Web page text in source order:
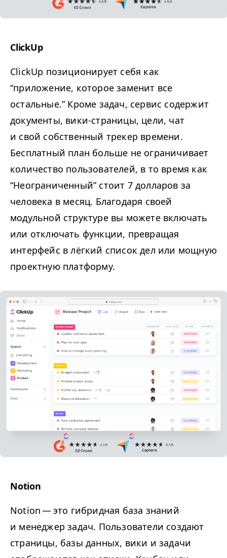
ClickUp
ClickUp позиционирует себя как
“приложение, которое заменит все
остальные.” Кроме задач, сервис содержит
документы, вики-страницы, цели, чат
и свой собственный трекер времени.
Бесплатный план больше не ограничивает
количество пользователей, в то время как
“Неограниченный” стоит 7 долларов за
человека в месяц. Благодаря своей
модульной структуре вы можете включать
или отключать функции, превращая
интерфейс в лёгкий список дел или мощную
проектную платформу.
Notion
Notion — это гибридная база знаний
и менеджер задач. Пользователи создают
страницы, базы данных, вики и задачи